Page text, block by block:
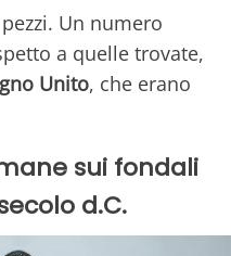
pezzi. Un numero
a quelle trovate,
Unito, che erano
sui fondali
d.C.